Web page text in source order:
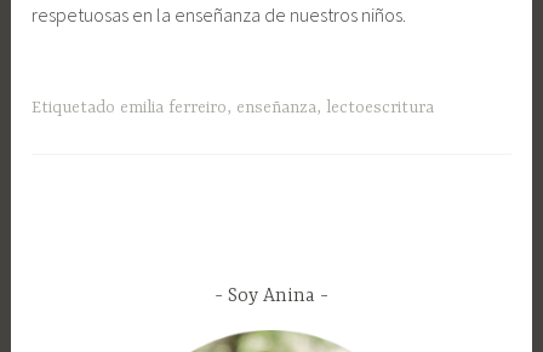
respetuosas en la enseñanza de nuestros niños.
Etiquetado emilia ferreiro, enseñanza, lectoescritura
Soy Anina